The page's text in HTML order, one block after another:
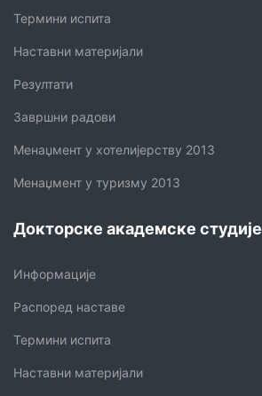
Термини испита
Наставни материјали
Резултати
Завршни радови
Менаџмент у хотелијерству 2013
Менаџмент у туризму 2013
Докторске академске студије
Информације
Распоред наставе
Термини испита
Наставни материјали